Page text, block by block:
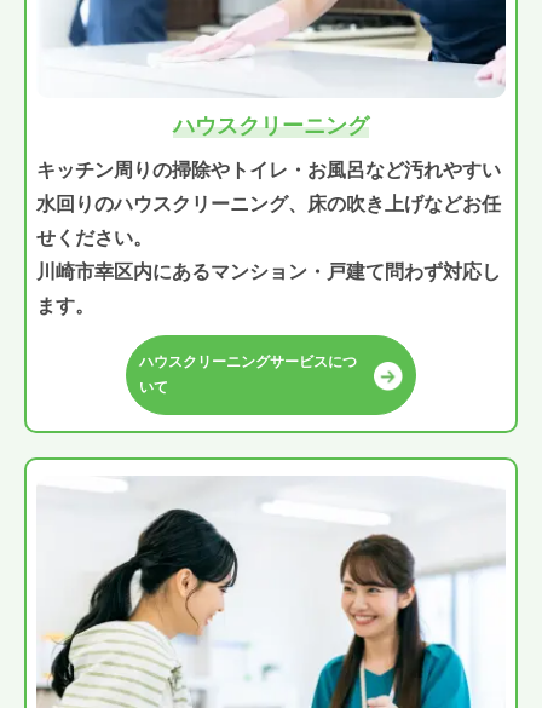
ハウスクリーニング
キッチン周りの掃除やトイレ・お風呂など汚れやすい
水回りのハウスクリーニング、床の吹き上げなどお任
せください。
川崎市幸区内にあるマンション・戸建て問わず対応し
ます。
ハウスクリーニングサービスにつ
いて